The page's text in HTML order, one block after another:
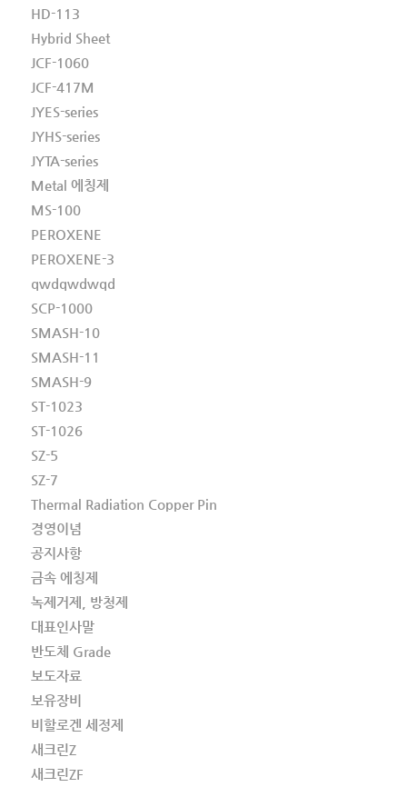
HD-113
Hybrid Sheet
JCF-1060
JCF-417M
JYES-series
JYHS-series
JYTA-series
Metal 에칭제
MS-100
PEROXENE
PEROXENE-3
qwdqwdwqd
SCP-1000
SMASH-10
SMASH-11
SMASH-9
ST-1023
ST-1026
SZ-5
SZ-7
Thermal Radiation Copper Pin
경영이념
공지사항
금속 에칭제
녹제거제, 방청제
대표인사말
반도체 Grade
보도자료
보유장비
비할로겐 세정제
새크린Z
새크린ZF